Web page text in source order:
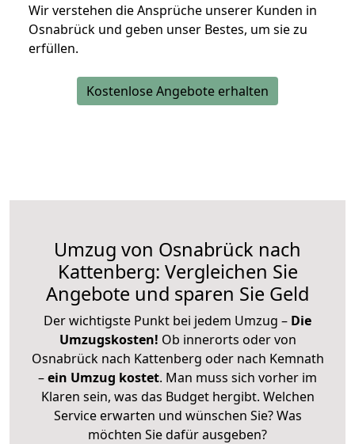
Wir verstehen die Ansprüche unserer Kunden in
Osnabrück und geben unser Bestes, um sie zu
erfüllen.
Kostenlose Angebote erhalten
Umzug von Osnabrück nach
Kattenberg: Vergleichen Sie
Angebote und sparen Sie Geld
Der wichtigste Punkt bei jedem Umzug – Die
Umzugskosten! Ob innerorts oder von
Osnabrück nach Kattenberg oder nach Kemnath
–ein Umzug kostet. Man muss sich vorher im
Klaren sein, was das Budget hergibt. Welchen
Service erwarten und wünschen Sie? Was
möchten Sie dafür ausgeben?